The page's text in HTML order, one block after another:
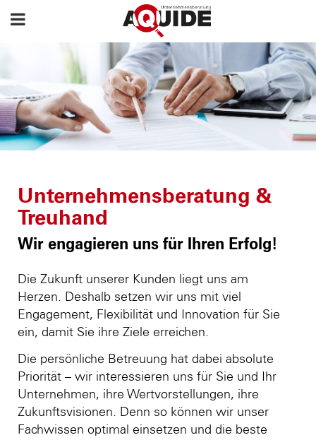
Unternehmensberatung &
Treuhand
Wir engagieren uns für Ihren Erfolg!
Die Zukunft unserer Kunden liegt uns am
Herzen. Deshalb setzen wir uns mit viel
Engagement, Flexibilität und Innovation für Sie
ein, damit Sie ihre Ziele erreichen.
Die persönliche Betreuung hat dabei absolute
Priorität – wir interessieren uns für Sie und Ihr
Unternehmen, ihre Wertvorstellungen, ihre
Zukunftsvisionen. Denn so können wir unser
Fachwissen optimal einsetzen und die beste